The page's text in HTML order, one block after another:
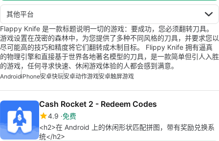
其他平台
Flappy Knife 是一款标题说明一切的游戏：要成功，您必须翻转刀具。
游戏设置在茂密的森林中，为您提供了多种不同风格的刀具，并要求您以
尽可能高的技巧和精度将它们翻转成木制目标。 Flippy Knife 拥有逼真
的物理引擎和直接基于世界各地著名模型的刀具，是一款简单但引人入胜
的游戏，任何寻求快速、休闲游戏体验的人都会感到满意。
AndroidiPhone安卓快玩安卓动作游戏安卓触屏游戏
Cash Rocket 2 - Redeem Codes
4.9 免费
<h2>在 Android 上的休闲形状匹配拼图，带有奖励兑换系
统</h2>